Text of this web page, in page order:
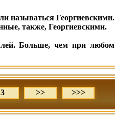
называться Георгиевскими.
также, Георгиевскими.
Больше, чем при любом
3 >> >>>